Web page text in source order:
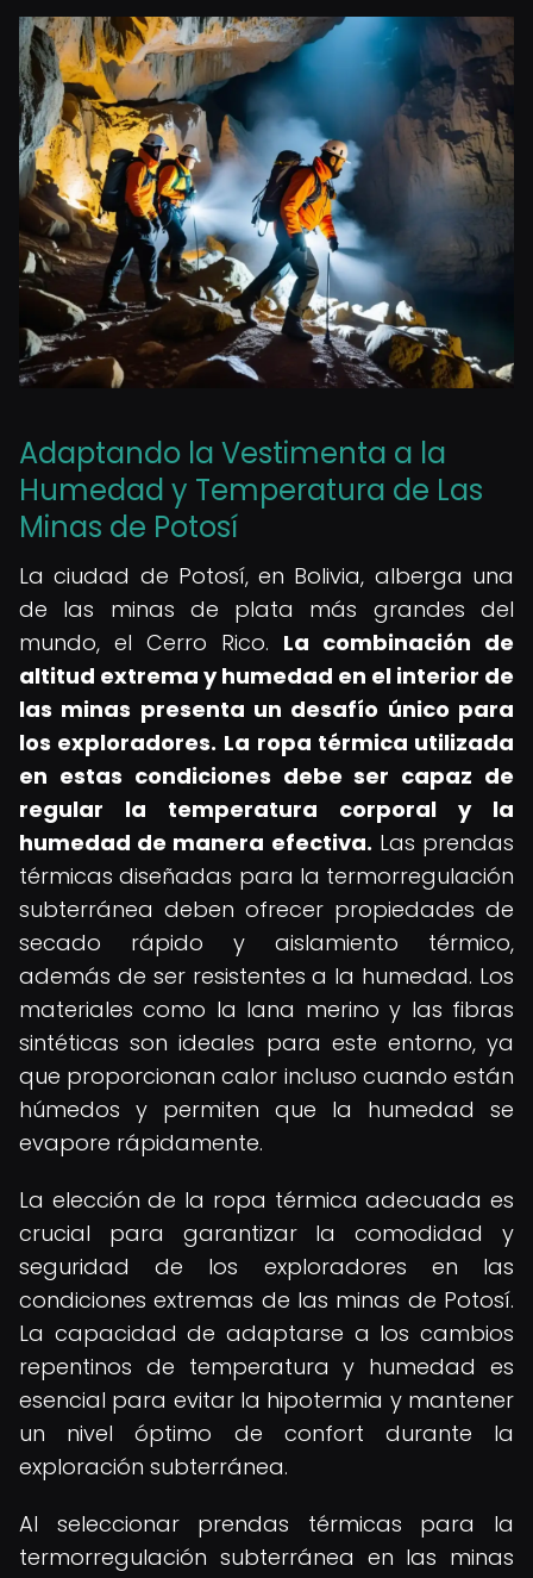
Adaptando la Vestimenta a la
Humedad y Temperatura de Las
Minas de Potosí
La ciudad de Potosí, en Bolivia, alberga una
de las minas de plata más grandes del
mundo, el Cerro Rico. La combinación de
altitud extrema y humedad en el interior de
las minas presenta un desafío único para
los exploradores. La ropa térmica utilizada
en estas condiciones debe ser capaz de
regular la temperatura corporal y la
humedad de manera efectiva. Las prendas
térmicas diseñadas para la termorregulación
subterránea deben ofrecer propiedades de
secado rápido y aislamiento térmico,
además de ser resistentes a la humedad. Los
materiales como la lana merino y las fibras
sintéticas son ideales para este entorno, ya
que proporcionan calor incluso cuando están
húmedos y permiten que la humedad se
evapore rápidamente.
La elección de la ropa térmica adecuada es
crucial para garantizar la comodidad y
seguridad de los exploradores en las
condiciones extremas de las minas de Potosí.
La capacidad de adaptarse a los cambios
repentinos de temperatura y humedad es
esencial para evitar la hipotermia y mantener
un nivel óptimo de confort durante la
exploración subterránea.
Al seleccionar prendas térmicas para la
termorregulación subterránea en las minas